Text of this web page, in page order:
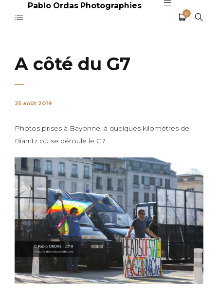
Pablo Ordas Photographies
0
A côté du G7
25 août 2019
Photos prises à Bayonne, à quelques kilomètres de
Biarritz où se déroule le G7.